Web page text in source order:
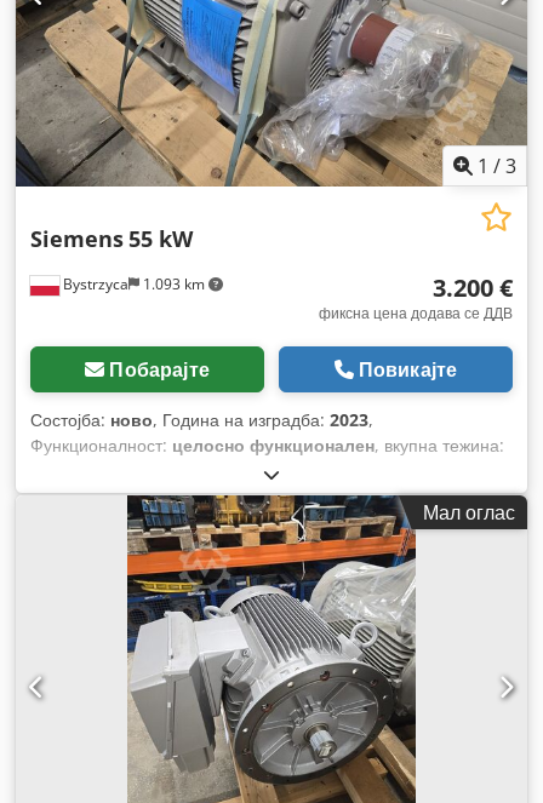
1 /3
Bystrzyca 1.093 km
Siemens55 kW
3.200 €
фиксна цена додава се ДДВ
Побарајте Повикајте
Состојба: ново, Година на изградба: 2023,
Функционалност: целосно функционален, вкупна тежина:
Мал оглас